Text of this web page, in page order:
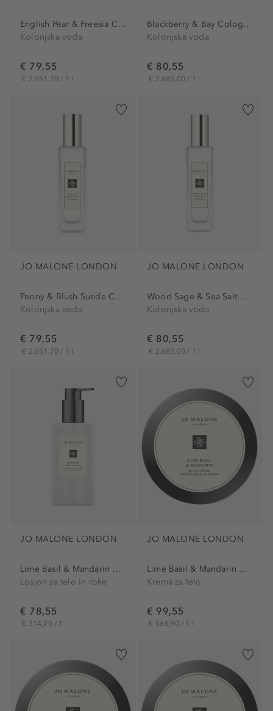
English Pear & Freesia Cologne
Kolonjska voda
€ 79,55
€ 2.651,70 / 1 l
Blackberry & Bay Cologne
Kolonjska voda
€ 80,55
€ 2.685,00 / 1 l
JO MALONE LONDON
Peony & Blush Suede Cologne
Kolonjska voda
€ 79,55
€ 2.651,70 / 1 l
JO MALONE LONDON
Wood Sage & Sea Salt Cologne
Kolonjska voda
€ 80,55
€ 2.685,00 / 1 l
JO MALONE LONDON
Lime Basil & Mandarin Body...
Losjon za telo in roke
€ 78,55
€ 314,20 / 1 l
JO MALONE LONDON
Lime Basil & Mandarin Body...
Krema za telo
€ 99,55
€ 568,90 / 1 l